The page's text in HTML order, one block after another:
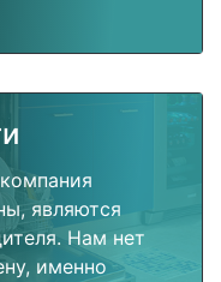
являются
Нам нет
именно